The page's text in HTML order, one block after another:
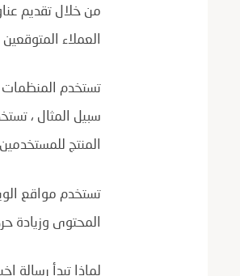
من خلال تقديم
العملاء
تستخدم المنظمات
سبيل المثال ،
المنتج
تستخدم مواقع
المحتوى وزيادة
لماذا تبدأ رسالة